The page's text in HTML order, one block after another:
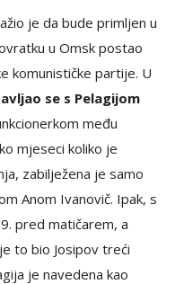
je da bude primljen u
u Omsk postao
komunističke partije. U
se s Pelagijom
među
mjeseci koliko je
zabilježena je samo
Anom Ivanovič. Ipak, s
pred matičarem, a
to bio Josipov treći
je navedena kao